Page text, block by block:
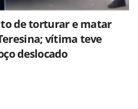
de torturar e matar
vítima teve
deslocado